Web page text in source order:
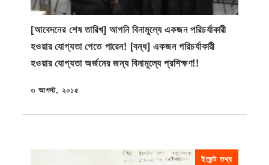
[আবেদনের শেষ তারিখ] আপনি বিনামূল্যে একজন পরিচর্যাকারী
হওয়ার যোগ্যতা পেতে পারেন! [বন্ধ] একজন পরিচর্যাকারী
হওয়ার যোগ্যতা অর্জনের জন্য বিনামূল্যে প্রশিক্ষণ!!
প্রকাশিত
৩ আগস্ট, ২০১৫
ইভেন্ট তথ্য